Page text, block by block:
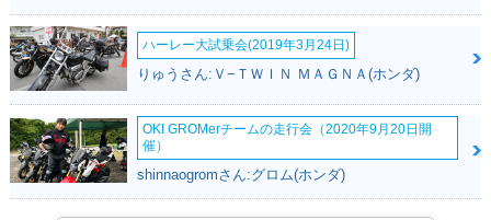
ハーレー大試乗会(2019年3月24日)
りゅうさん:Ｖ−ＴＷＩＮ ＭＡＧＮＡ(ホンダ)
OKI GROMerチームの走行会（2020年9月20日開
催）
shinnaogromさん:グロム(ホンダ)